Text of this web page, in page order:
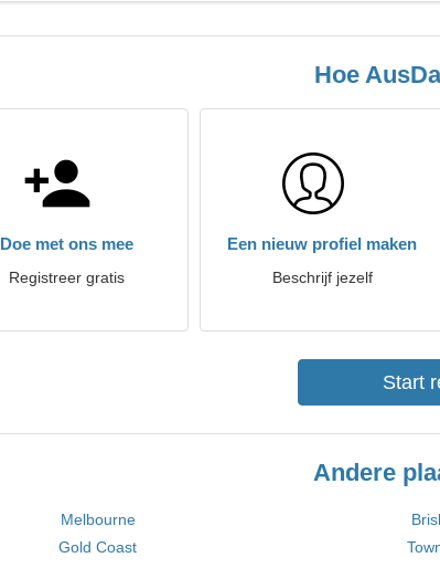
Hoe
Doe met ons mee
Registreer gratis
Een nieuw profiel maken
Beschrijf jezelf
Start
Andere
Melbourne
Gold Coast